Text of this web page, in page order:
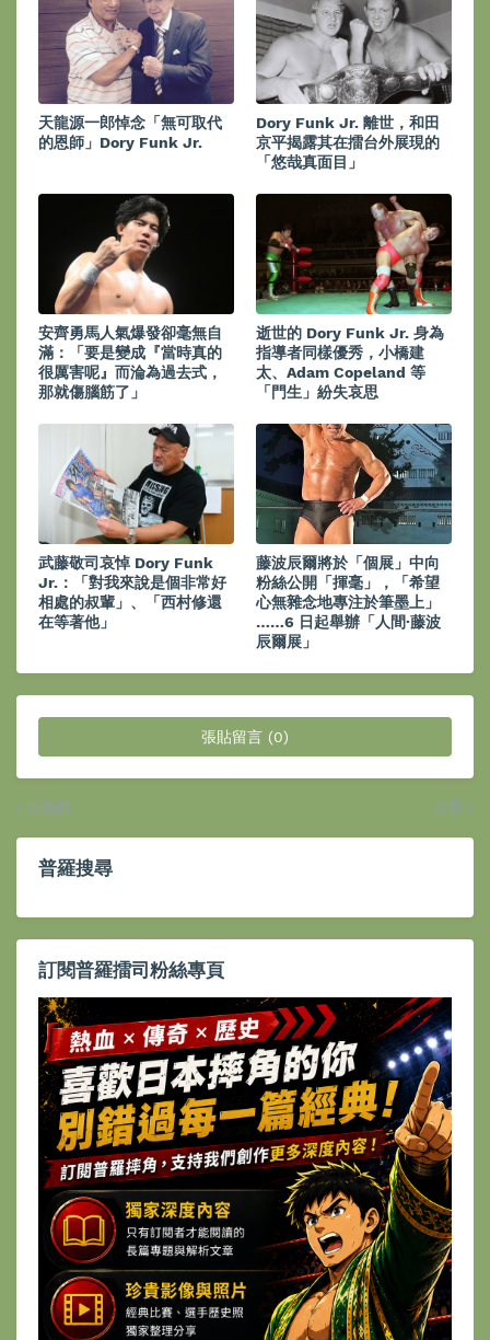
天龍源一郎悼念「無可取代
的恩師」Dory Funk Jr.
Dory Funk Jr. 離世，和田
京平揭露其在擂台外展現的
「悠哉真面目」
安齊勇馬人氣爆發卻毫無自
滿：「要是變成『當時真的
很厲害呢』而淪為過去式，
那就傷腦筋了」
逝世的 Dory Funk Jr. 身為
指導者同樣優秀，小橋建
太、Adam Copeland 等
「門生」紛失哀思
武藤敬司哀悼 Dory Funk
Jr.：「對我來說是個非常好
相處的叔輩」、「西村修還
在等著他」
藤波辰爾將於「個展」中向
粉絲公開「揮毫」，「希望
心無雜念地專注於筆墨上」
……6 日起舉辦「人間·藤波
辰爾展」
張貼留言 (0)
較新的 較舊
普羅搜尋
訂閱普羅擂司粉絲專頁